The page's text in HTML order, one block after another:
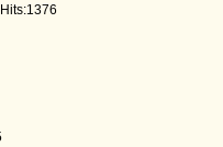
Hits:1376